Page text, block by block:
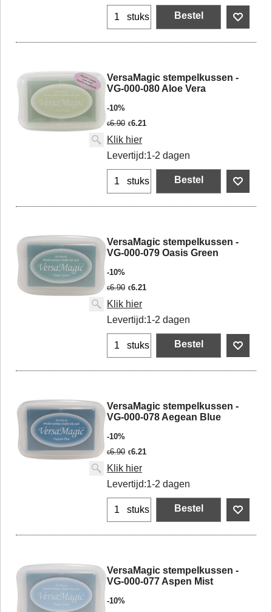
stuks Bestel
VersaMagic stempelkussen -
VG-000-080 Aloe Vera
-10%
€6.90 €6.21
Klik hier
Levertijd:1-2 dagen
stuks Bestel
VersaMagic stempelkussen -
VG-000-079 Oasis Green
-10%
€6.90 €6.21
Klik hier
Levertijd:1-2 dagen
stuks Bestel
VersaMagic stempelkussen -
VG-000-078 Aegean Blue
-10%
€6.90 €6.21
Klik hier
Levertijd:1-2 dagen
stuks Bestel
VersaMagic stempelkussen -
VG-000-077 Aspen Mist
-10%